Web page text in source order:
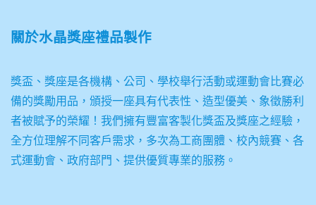
關於水晶獎座禮品製作
獎盃、獎座是各機構、公司、學校舉行活動或運動會比賽必
備的獎勵用品，頒授一座具有代表性、造型優美、象徵勝利
者被賦予的榮耀！我們擁有豐富客製化獎盃及獎座之經驗，
全方位理解不同客戶需求，多次為工商團體、校內競賽、各
式運動會、政府部門、提供優質專業的服務。